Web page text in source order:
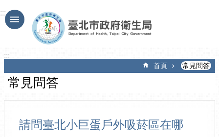
跳到主要內容區塊
:::
:::
首頁 常見問答
常見問答
請問臺北小巨蛋戶外吸菸區在哪